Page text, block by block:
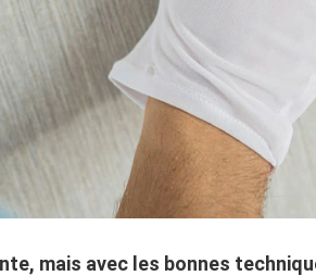
mais avec les bonnes